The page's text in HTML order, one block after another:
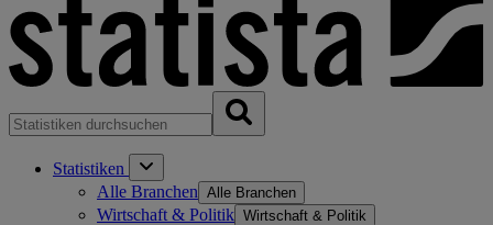
Statistiken
Alle Branchen Alle Branchen
Wirtschaft & Politik Wirtschaft & Politik